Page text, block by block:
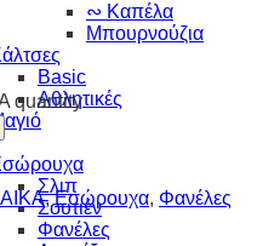
∾ Καπέλα
Μπουρνούζια
Basic
Αθλητικές
Σλιπ
Σουτιέν
Φανέλες
quantity
,Εσώρουχα, Φανέλες